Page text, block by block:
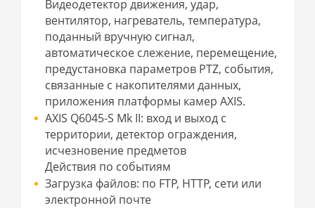
Видеодетектор движения, удар,
вентилятор, нагреватель, температура,
поданный вручную сигнал,
автоматическое слежение, перемещение,
предустановка параметров PTZ, события,
связанные с накопителями данных,
приложения платформы камер AXIS.
AXIS Q6045-S Mk II: вход и выход с
территории, детектор ограждения,
исчезновение предметов
Действия по событиям
Загрузка файлов: по FTP, HTTP, сети или
электронной почте